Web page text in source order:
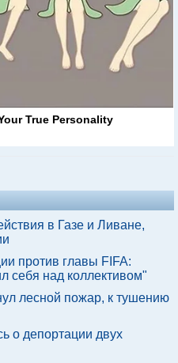
True Personality
в Газе и Ливане,
против главы FIFA:
себя над коллективом"
лесной пожар, к тушению
о депортации двух